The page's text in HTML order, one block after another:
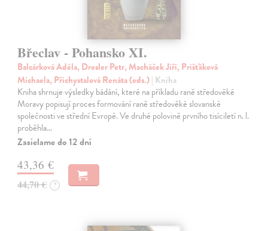
Břeclav - Pohansko XI.
Balcárková Adéla, Dresler Petr, Macháček Jiří, Prišťáková
Michaela, Přichystalová Renáta (eds.)| Kniha
Kniha shrnuje výsledky bádání, které na příkladu raně středověké
Moravy popisují proces formování raně středověké slovanské
společnosti ve střední Evropě. Ve druhé polovině prvního tisíciletí n. l.
proběhla…
Zasielame do 12 dní
43,36 €
44,70 € ?